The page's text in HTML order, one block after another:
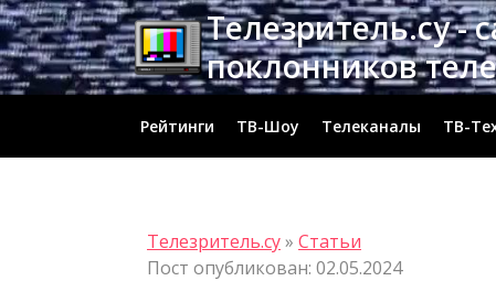
Перейти
к
содержимому
Телезритель.су -
поклонников
Рейтинги ТВ-Шоу Телеканалы ТВ-
Телезритель.су» Статьи
Пост опубликован: 02.05.2024